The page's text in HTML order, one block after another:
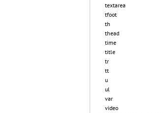
textarea
tfoot
th
thead
time
title
tr
tt
u
ul
var
video